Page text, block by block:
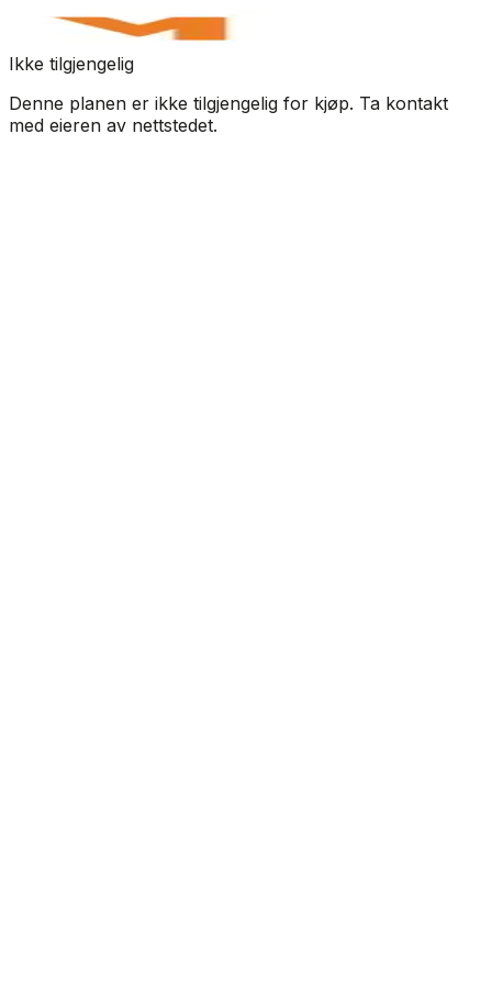
Ikke tilgjengelig
Denne planen er ikke tilgjengelig for kjøp. Ta kontakt
med eieren av nettstedet.